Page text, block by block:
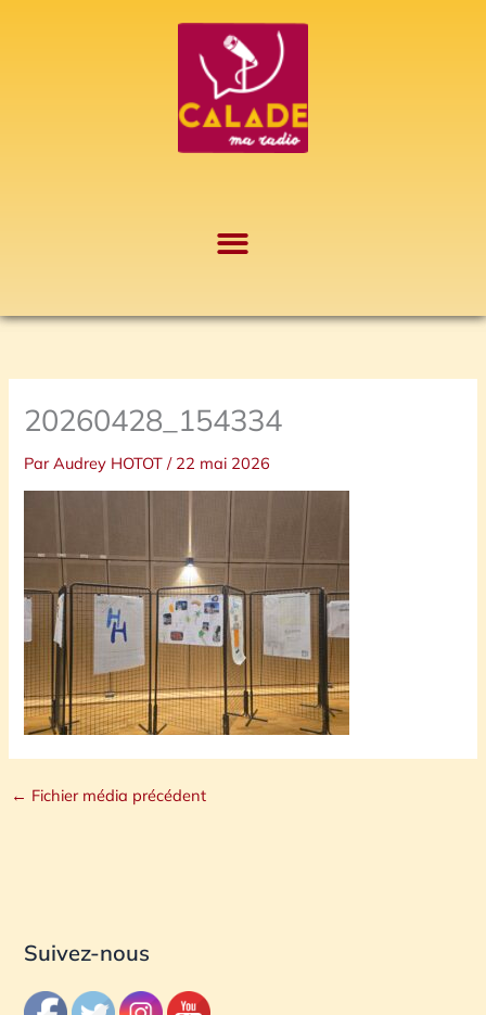
20260428_154334
ParAudrey HOTOT/ 22 mai 2026
← Fichier média précédent
Suivez-nous